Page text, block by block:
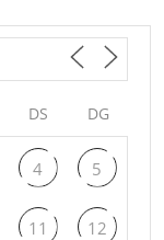
DS DG
4 5
11 12